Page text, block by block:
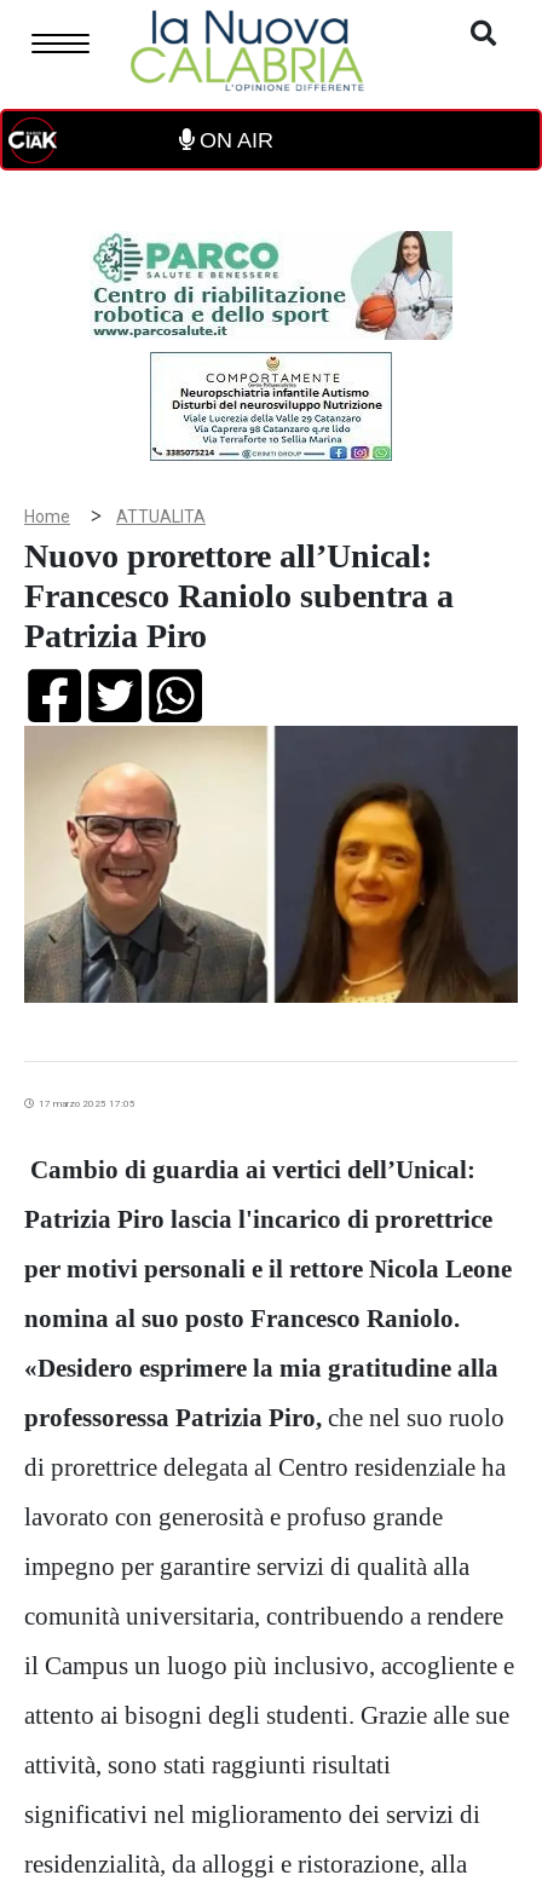
ON AIR
Home > ATTUALITA
Nuovo prorettore all’Unical:
Francesco Raniolo subentra a
Patrizia Piro
17 marzo 2025 17:05
Cambio di guardia ai vertici dell’Unical:
Patrizia Piro lascia l'incarico di prorettrice
per motivi personali e il rettore Nicola Leone
nomina al suo posto Francesco Raniolo.
«Desidero esprimere la mia gratitudine alla
professoressa Patrizia Piro, che nel suo ruolo
di prorettrice delegata al Centro residenziale ha
lavorato con generosità e profuso grande
impegno per garantire servizi di qualità alla
comunità universitaria, contribuendo a rendere
il Campus un luogo più inclusivo, accogliente e
attento ai bisogni degli studenti. Grazie alle sue
attività, sono stati raggiunti risultati
significativi nel miglioramento dei servizi di
residenzialità, da alloggi e ristorazione, alla